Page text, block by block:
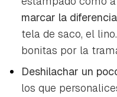
marcar la
tela de saco, el
bonitas por la
Deshilachar un
los que